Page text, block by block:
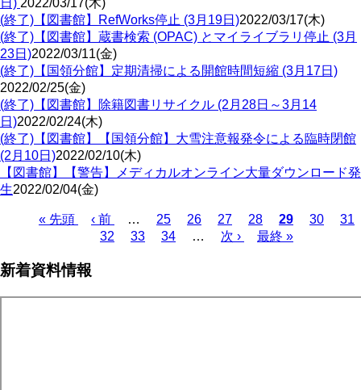
(終了)【図書館】RefWorks停止 (3月19日)2022/03/17(木)
(終了)【図書館】蔵書検索 (OPAC) とマイライブラリ停止 (3月
23日)2022/03/11(金)
(終了)【国領分館】定期清掃による開館時間短縮 (3月17日)
2022/02/25(金)
(終了)【図書館】除籍図書リサイクル (2月28日～3月14
日)2022/02/24(木)
(終了)【図書館】【国領分館】大雪注意報発令による臨時閉館
(2月10日)2022/02/10(木)
【図書館】【警告】メディカルオンライン大量ダウンロード発
生2022/02/04(金)
ジ
先
ー
« 先頭
前
ペ
‹ 前 … Page
25 Page
26 Page
27 Page
28
カ
レ
29 Page
30
31
Page
32 Page
33 Page
34 …
次
次 ›
最
最終 »
新着資料情報